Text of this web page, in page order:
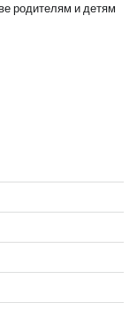
родителям и детям